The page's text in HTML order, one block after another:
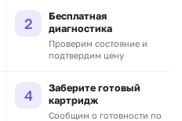
2
Бесплатная
диагностика
Проверим состояние и
подтвердим цену
4
Заберите готовый
картридж
Сообщим о готовности по